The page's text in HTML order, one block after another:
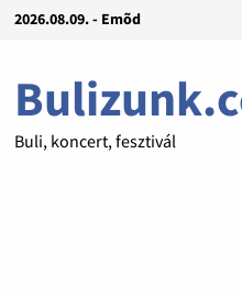
2026.08.09. - Emõd
Buli, koncert, fesztivál